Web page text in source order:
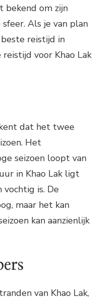
bekend om zijn
Als je van plan
reistijd in
voor Khao Lak
dat het twee
Het
seizoen loopt van
in Khao Lak ligt
is. De
maar het kan
kan aanzienlijk
van Khao Lak,